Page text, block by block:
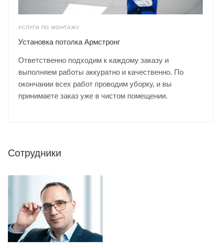
УСЛУГИ ПО МОНТАЖУ
Установка потолка Армстронг
Ответственно подходим к каждому заказу и
выполняем работы аккуратно и качественно. По
окончании всех работ проводим уборку, и вы
принимаете заказ уже в чистом помещении.
Сотрудники